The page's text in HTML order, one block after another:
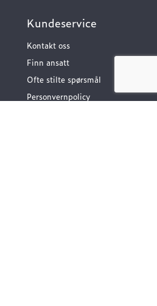
Kundeservice
Kontakt oss
Finn ansatt
Ofte stilte spørsmål
Personvernpolicy